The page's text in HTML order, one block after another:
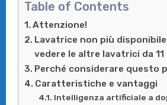
Table of Contents
Attenzione!
Lavatrice non più
vedere le altre lavatrici da 11
Perché considerare questo
Caratteristiche e vantaggi
Intelligenza artificiale a